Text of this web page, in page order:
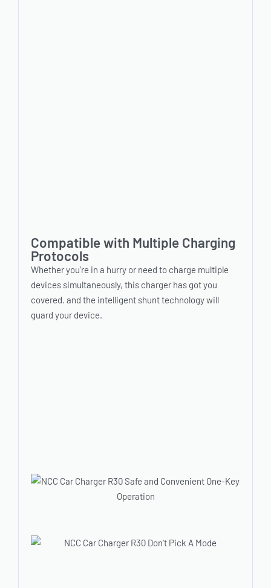
Compatible with Multiple Charging
Protocols
Whether you’re in a hurry or need to charge multiple
devices simultaneously, this charger has got you
covered. and the intelligent shunt technology will
guard your device.